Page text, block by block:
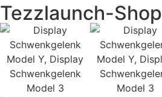
Tezzlaunch-Shop